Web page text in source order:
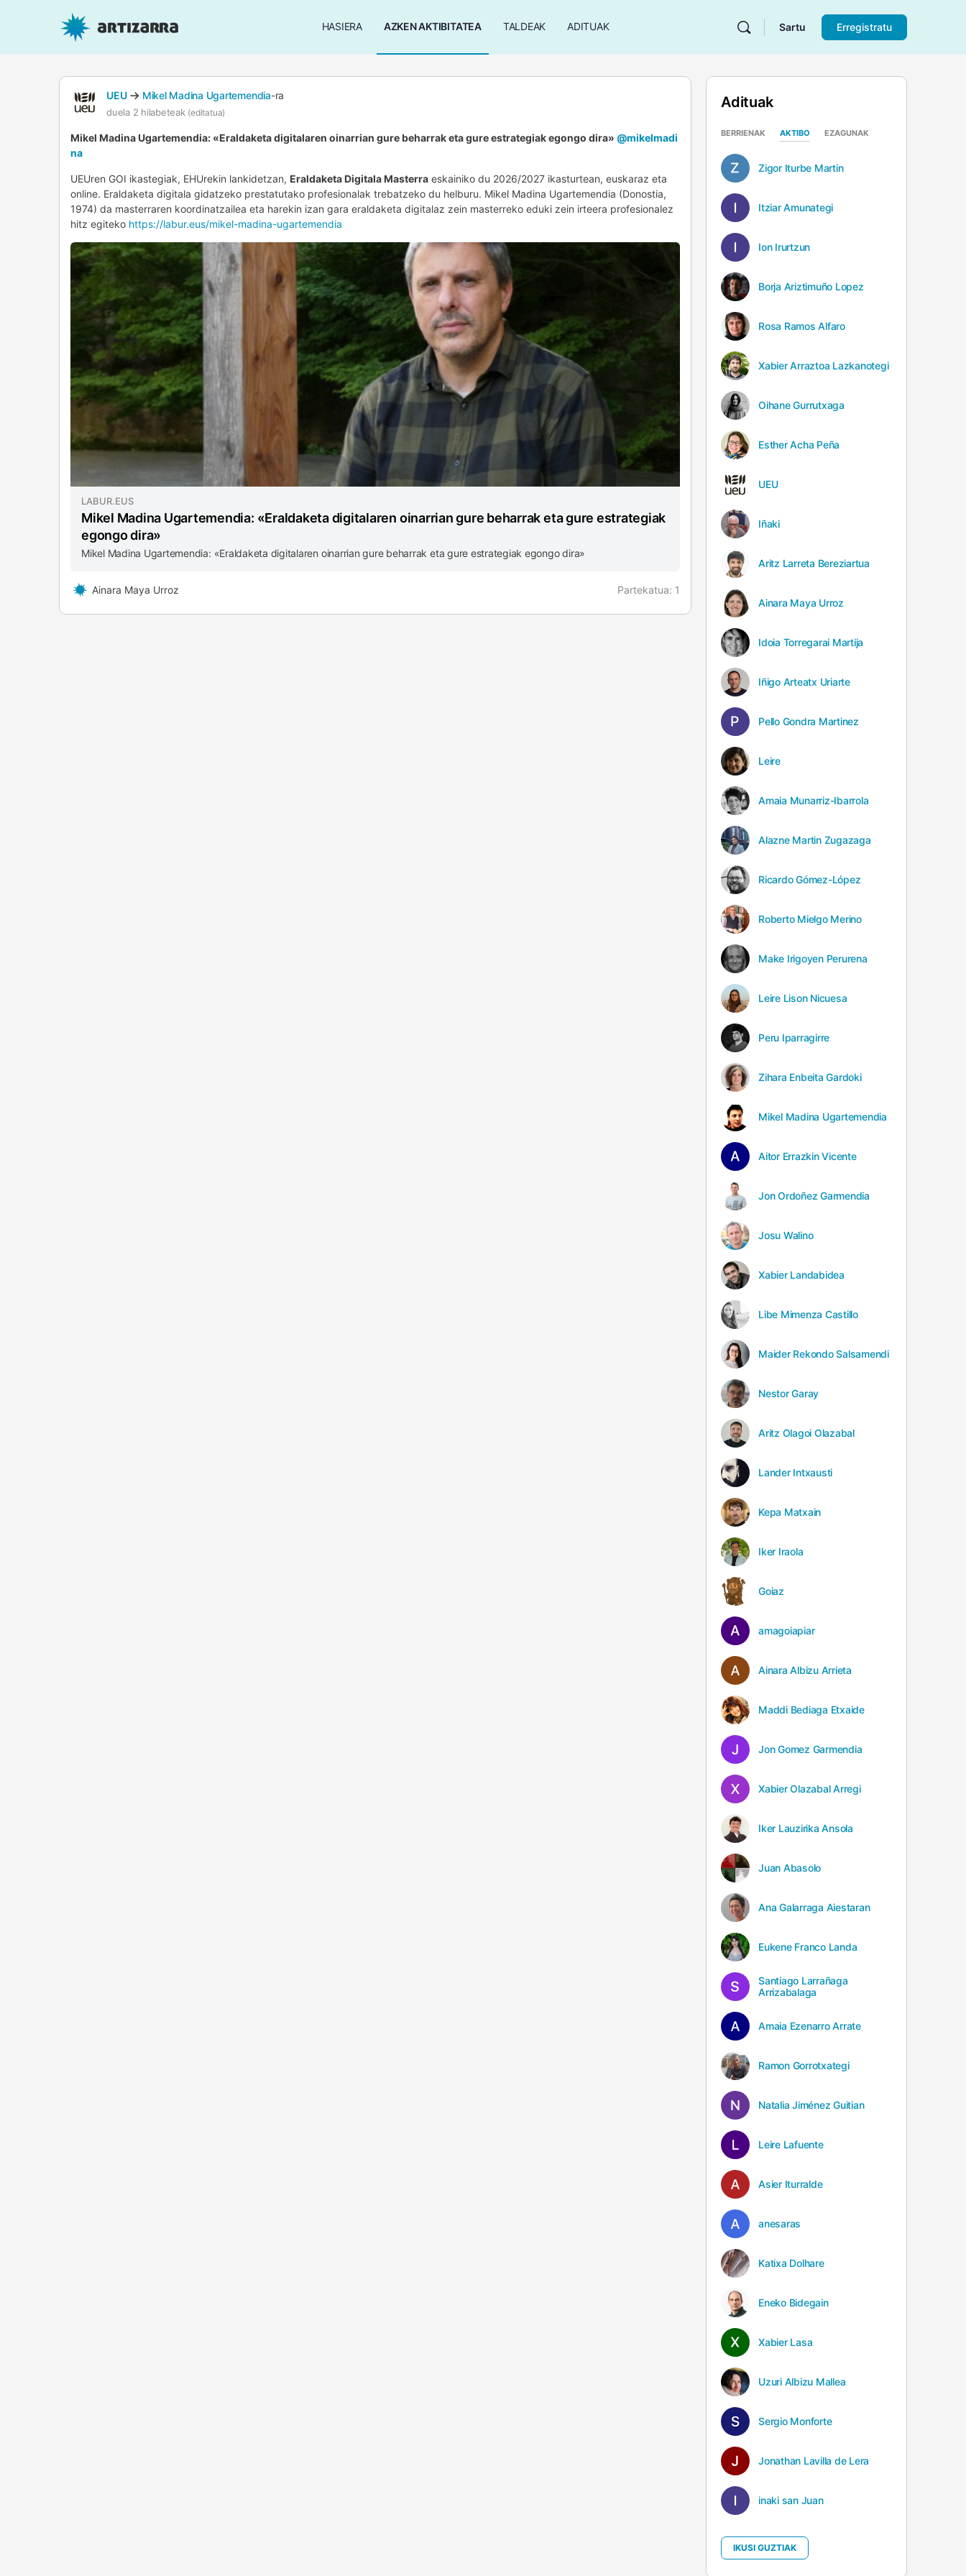
HASIERA AZKEN AKTIBITATEA TALDEAK ADITUAK Sartu Erregistratu
UEU Mikel Madina Ugartemendia-ra
duela 2 hilabeteak (editatua)
Mikel Madina Ugartemendia: «Eraldaketa digitalaren oinarrian gure beharrak eta gure estrategiak egongo dira» @mikelmadi
na
UEUren GOI ikastegiak, EHUrekin lankidetzan, Eraldaketa Digitala Masterra eskainiko du 2026/2027 ikasturtean, euskaraz eta
online. Eraldaketa digitala gidatzeko prestatutako profesionalak trebatzeko du helburu. Mikel Madina Ugartemendia (Donostia,
1974) da masterraren koordinatzailea eta harekin izan gara eraldaketa digitalaz zein masterreko eduki zein irteera profesionalez
hitz egiteko https://labur.eus/mikel-madina-ugartemendia
LABUR.EUS
Mikel Madina Ugartemendia: «Eraldaketa digitalaren oinarrian gure beharrak eta gure estrategiak
egongo dira»
Mikel Madina Ugartemendia: «Eraldaketa digitalaren oinarrian gure beharrak eta gure estrategiak egongo dira»
Ainara Maya Urroz Partekatua: 1
Adituak
BERRIENAK AKTIBO EZAGUNAK
Zigor Iturbe Martin
Itziar Amunategi
Ion Irurtzun
Borja Ariztimuño Lopez
Rosa Ramos Alfaro
Xabier Arraztoa Lazkanotegi
Oihane Gurrutxaga
Esther Acha Peña
UEU
Iñaki
Aritz Larreta Bereziartua
Ainara Maya Urroz
Idoia Torregarai Martija
Iñigo Arteatx Uriarte
Pello Gondra Martinez
Leire
Amaia Munarriz-Ibarrola
Alazne Martin Zugazaga
Ricardo Gómez-López
Roberto Mielgo Merino
Make Irigoyen Perurena
Leire Lison Nicuesa
Peru Iparragirre
Zihara Enbeita Gardoki
Mikel Madina Ugartemendia
Aitor Errazkin Vicente
Jon Ordoñez Garmendia
Josu Walino
Xabier Landabidea
Libe Mimenza Castillo
Maider Rekondo Salsamendi
Nestor Garay
Aritz Olagoi Olazabal
Lander Intxausti
Kepa Matxain
Iker Iraola
Goiaz
amagoiapiar
Ainara Albizu Arrieta
Maddi Bediaga Etxaide
Jon Gomez Garmendia
Xabier Olazabal Arregi
Iker Lauzirika Ansola
Juan Abasolo
Ana Galarraga Aiestaran
Eukene Franco Landa
Santiago Larrañaga
Arrizabalaga
Amaia Ezenarro Arrate
Ramon Gorrotxategi
Natalia Jiménez Guitian
Leire Lafuente
Asier Iturralde
anesaras
Katixa Dolhare
Eneko Bidegain
Xabier Lasa
Uzuri Albizu Mallea
Sergio Monforte
Jonathan Lavilla de Lera
inaki san Juan
IKUSI GUZTIAK